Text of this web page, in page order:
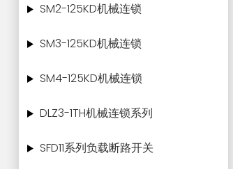
SM2-125KD机械连锁
SM3-125KD机械连锁
SM4-125KD机械连锁
DLZ3-1TH机械连锁系列
SFD11系列负载断路开关